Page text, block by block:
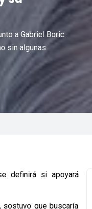
a Gabriel Boric.
sin algunas
definirá si apoyará
sostuvo que buscaría